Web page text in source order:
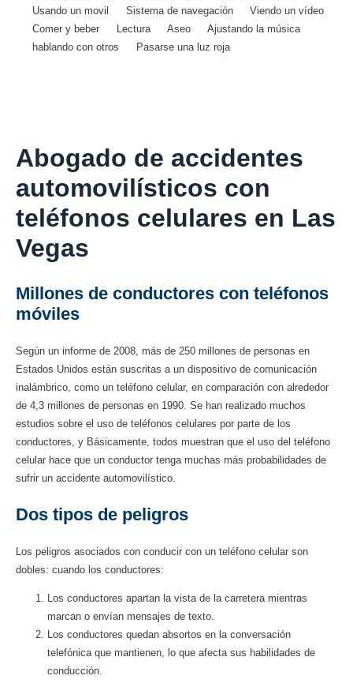
Usando un movil
Sistema de navegación
Viendo un vídeo
Comer y beber
Lectura Aseo
Ajustando la música
hablando con otros
Pasarse una luz roja
Abogado de accidentes
automovilísticos con
teléfonos celulares en Las
Vegas
Millones de conductores con teléfonos
móviles
Según un informe de 2008, más de 250 millones de personas en
Estados Unidos están suscritas a un dispositivo de comunicación
inalámbrico, como un teléfono celular, en comparación con alrededor
de 4,3 millones de personas en 1990. Se han realizado muchos
estudios sobre el uso de teléfonos celulares por parte de los
conductores, y Básicamente, todos muestran que el uso del teléfono
celular hace que un conductor tenga muchas más probabilidades de
sufrir un accidente automovilístico.
Dos tipos de peligros
Los peligros asociados con conducir con un teléfono celular son
dobles: cuando los conductores:
Los conductores apartan la vista de la carretera mientras
marcan o envían mensajes de texto.
Los conductores quedan absortos en la conversación
telefónica que mantienen, lo que afecta sus habilidades de
conducción.